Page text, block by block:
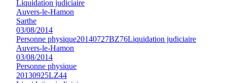
Liquidation judiciaire
Auvers-le-Hamon
Sarthe
03/08/2014
Personne physique20140727BZ76Liquidation judiciaire
Auvers-le-Hamon
03/08/2014
Personne physique
20130925LZ44